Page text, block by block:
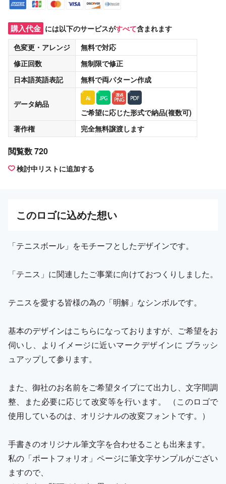
購入代金 には以下のサービスがすべて含まれます
色変更・アレンジ
無料で対応
修正回数
無制限で修正
日本語英語表記
無料で両パターン作成
データ納品
ご希望に応じた形式で納品(複数可)
著作権
完全無料譲渡します
閲覧数 720
検討中リストに追加する
このロゴに込めた想い
「テニスボール」をモチーフとしたデザインです。
「テニス」に関連したご事業に向けておつくりしました。
テニスを愛する皆様の為の「明解」なシンボルです。
基本のデザインはこちらになっておりますが、ご希望をお
伺いし、よりイメージに近いマークデザインに ブラッシ
ュアップして参ります。
また、御社のお名前をご希望タイプにて出力し、文字間調
整、また必要に応じて改変等を行います。 （このロゴで
使用しているのは、オリジナルの改変フォントです。）
手書きのオリジナル筆文字を合わせることも出来ます。
私の「ポートフォリオ」ページに筆文字サンプルがござい
ますので、